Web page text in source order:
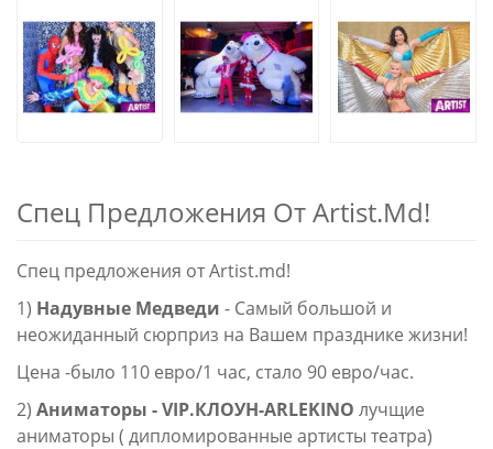
Спец Предложения От Artist.md!
Спец предложения от Artist.md!
1) Надувные Медведи - Самый большой и
неожиданный сюрприз на Вашем празднике жизни!
Цена -было 110 евро/1 час, стало 90 евро/час.
2) Аниматоры - VIP.КЛОУН-ARLEKINO лучщие
аниматоры ( дипломированные артисты театра)